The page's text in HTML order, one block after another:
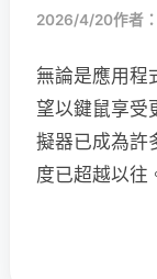
2026/4/20作者：
無論是應用程
望以鍵鼠享受
擬器已成為許
度已超越以往